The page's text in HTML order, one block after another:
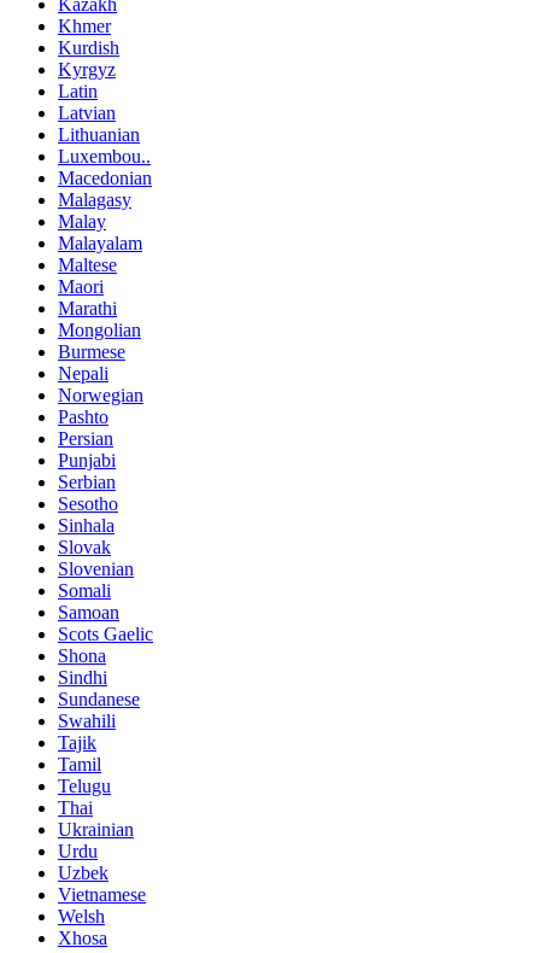
Kazakh
Khmer
Kurdish
Kyrgyz
Latin
Latvian
Lithuanian
Luxembou..
Macedonian
Malagasy
Malay
Malayalam
Maltese
Maori
Marathi
Mongolian
Burmese
Nepali
Norwegian
Pashto
Persian
Punjabi
Serbian
Sesotho
Sinhala
Slovak
Slovenian
Somali
Samoan
Scots Gaelic
Shona
Sindhi
Sundanese
Swahili
Tajik
Tamil
Telugu
Thai
Ukrainian
Urdu
Uzbek
Vietnamese
Welsh
Xhosa